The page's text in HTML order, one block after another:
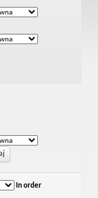
In order